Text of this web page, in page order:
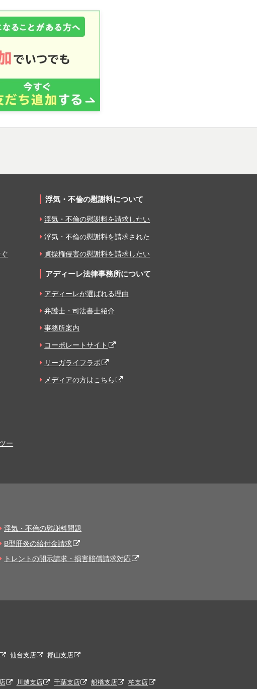
ー
浮気・不倫の慰謝料について
浮気・不倫の慰謝料を請求したい
浮気・不倫の慰謝料を請求された
貞操権侵害の慰謝料を請求したい
アディーレ法律事務所について
アディーレが選ばれる理由
弁護士・司法書士紹介
事務所案内
コーポレートサイト
リーガライフラボ
メディアの方はこちら
浮気・不倫の慰謝料問題
B型肝炎の給付金請求
トレントの開示請求・損害賠償請求対応
仙台支店 郡山支店
川越支店 千葉支店 船橋支店 柏支店